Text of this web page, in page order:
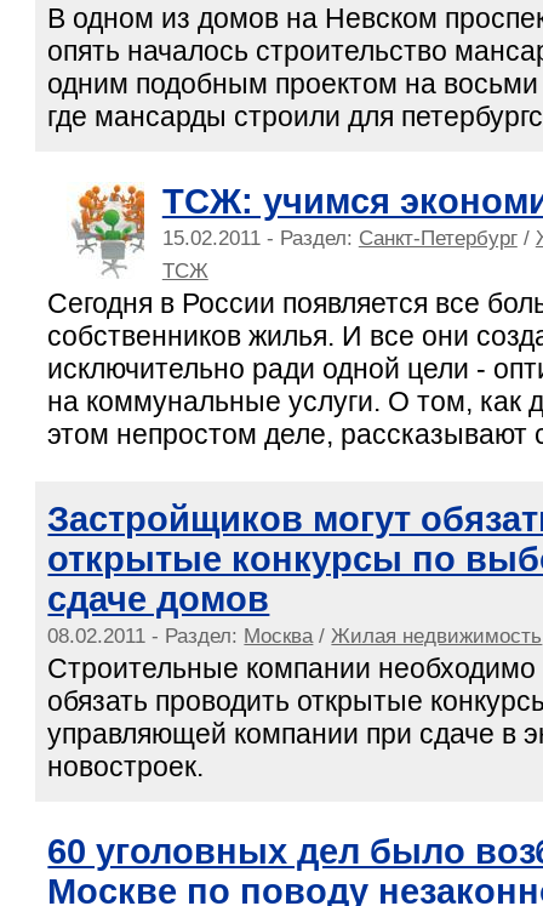
В одном из домов на Невском
опять началось строительство
одним подобным проектом на
где мансарды строили для
ТСЖ: учимся
15.02.2011 - Раздел: Санкт-Петербург/
ТСЖ
Сегодня в России появляется все
собственников жилья. И все они
исключительно ради одной цели -
на коммунальные услуги. О том, как
этом непростом деле, рассказывают
Застройщиков могут
открытые конкурсы по
сдаче домов
08.02.2011 - Раздел: Москва / Жилая недвижимость
Строительные компании необходимо
обязать проводить открытые
управляющей компании при сдаче в
новостроек.
60 уголовных дел было
Москве по поводу